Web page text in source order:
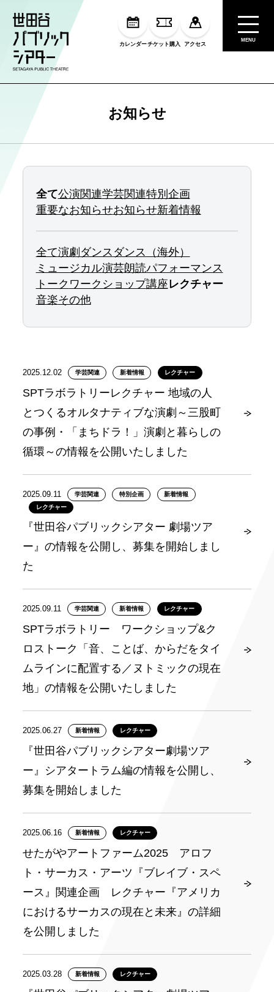
カレンダーチケット購入 アクセス
MENU
お知らせ
全て公演関連学芸関連特別企画
重要なお知らせお知らせ新着情報
全て演劇 ダンス ダンス（海外）
ミュージカル演芸朗読パフォーマンス
トーク ワークショップ講座レクチャー
音楽その他
2025.12.02 学芸関連 新着情報 レクチャー
SPTラボラトリーレクチャー 地域の人
とつくるオルタナティブな演劇～三股町
の事例・「まちドラ！」演劇と暮らしの
循環～の情報を公開いたしました
2025.09.11 学芸関連 特別企画
新着情報
レクチャー
『世田谷パブリックシアター 劇場ツア
ー』の情報を公開し、募集を開始しまし
た
2025.09.11 学芸関連 新着情報 レクチャー
SPTラボラトリー ワークショップ&ク
ロストーク「音、ことば、からだをタイ
ムラインに配置する／ヌトミックの現在
地」の情報を公開いたしました
2025.06.27 新着情報 レクチャー
『世田谷パブリックシアター劇場ツア
ー』シアタートラム編の情報を公開し、
募集を開始しました
2025.06.16 新着情報 レクチャー
せたがやアートファーム2025 アロフ
ト・サーカス・アーツ『ブレイブ・スペ
ース』関連企画 レクチャー『アメリカ
におけるサーカスの現在と未来』の詳細
を公開しました
2025.03.28 新着情報 レクチャー